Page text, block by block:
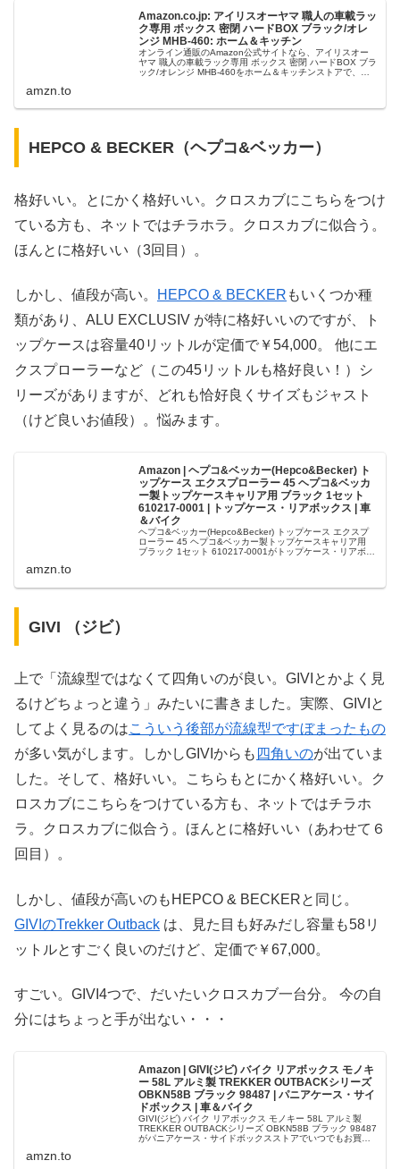
Amazon.co.jp: アイリスオーヤマ 職人の車載ラッ
ク専用 ボックス 密閉 ハードBOX ブラック/オレ
ンジ MHB-460: ホーム＆キッチン
オンライン通販のAmazon公式サイトなら、アイリスオー
ヤマ 職人の車載ラック専用 ボックス 密閉 ハードBOX ブラ
ック/オレンジ MHB-460をホーム＆キッチンストアで、い
amzn.to
HEPCO & BECKER（ヘプコ&ベッカー）
格好いい。とにかく格好いい。クロスカブにこちらをつけ
ている方も、ネットではチラホラ。クロスカブに似合う。
ほんとに格好いい（3回目）。
しかし、値段が高い。 HEPCO & BECKER もいくつか種
類があり、ALU EXCLUSIV が特に格好いいのですが、ト
ップケースは容量40リットルが定価で￥54,000。 他にエ
クスプローラーなど（この45リットルも格好良い！）シ
リーズがありますが、どれも恰好良くサイズもジャスト
（けど良いお値段）。悩みます。
Amazon | ヘプコ&ベッカー(Hepco&Becker) ト
ップケース エクスプローラー 45 ヘプコ&ベッカ
ー製トップケースキャリア用 ブラック 1セット
610217-0001 | トップケース・リアボックス | 車
＆バイク
ヘプコ&ベッカー(Hepco&Becker) トップケース エクスプ
ローラー 45 ヘプコ&ベッカー製トップケースキャリア用
ブラック 1セット 610217-0001がトップケース・リアボッ
amzn.to
GIVI （ジビ）
上で「流線型ではなくて四角いのが良い。GIVIとかよく見
るけどちょっと違う」みたいに書きました。実際、GIVIと
してよく見るのはこういう後部が流線型ですぼまったもの
が多い気がします。しかしGIVIからも 四角いのが出ていま
した。そして、格好いい。こちらもとにかく格好いい。ク
ロスカブにこちらをつけている方も、ネットではチラホ
ラ。クロスカブに似合う。ほんとに格好いい（あわせて６
回目）。
しかし、値段が高いのもHEPCO & BECKERと同じ。
GIVIのTrekker Outback は、見た目も好みだし容量も58リ
ットルとすごく良いのだけど、定価で￥67,000。
すごい。GIVI4つで、だいたいクロスカブ一台分。 今の自
分にはちょっと手が出ない・・・
Amazon | GIVI(ジビ) バイク リアボックス モノキ
ー 58L アルミ製 TREKKER OUTBACKシリーズ
OBKN58B ブラック 98487 | パニアケース・サイ
ドボックス | 車＆バイク
GIVI(ジビ) バイク リアボックス モノキー 58L アルミ製
TREKKER OUTBACKシリーズ OBKN58B ブラック 98487
がパニアケース・サイドボックスストアでいつでもお買い
amzn.to